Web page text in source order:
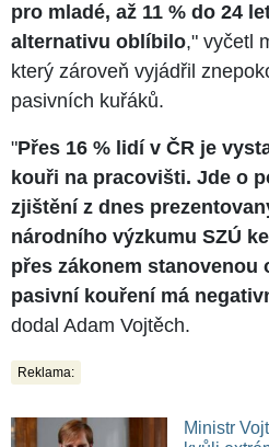
pro mladé, až 11 % do 24
alternativu oblíbilo," vyčetl
který zároveň vyjádřil
pasivních kuřáků.
"Přes 16 % lidí v ČR je
kouři na pracovišti. Jde o
zjištění z dnes
národního výzkumu SZÚ
přes zákonem stanovenou
pasivní kouření má
dodal Adam Vojtěch.
Reklama:
Ministr